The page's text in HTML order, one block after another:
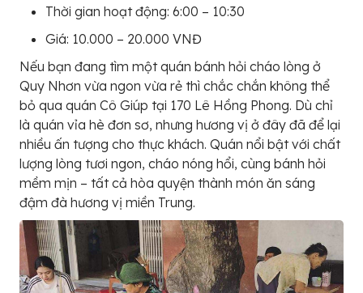
Thời gian hoạt động: 6:00 – 10:30
Giá: 10.000 – 20.000 VNĐ
Nếu bạn đang tìm một quán bánh hỏi cháo lòng ở
Quy Nhơn vừa ngon vừa rẻ thì chắc chắn không thể
bỏ qua quán Cô Giúp tại 170 Lê Hồng Phong. Dù chỉ
là quán vỉa hè đơn sơ, nhưng hương vị ở đây đã để lại
nhiều ấn tượng cho thực khách. Quán nổi bật với chất
lượng lòng tươi ngon, cháo nóng hổi, cùng bánh hỏi
mềm mịn – tất cả hòa quyện thành món ăn sáng
đậm đà hương vị miền Trung.